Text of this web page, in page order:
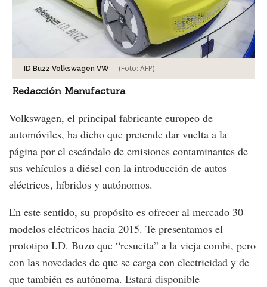
ID Buzz Volkswagen VW - (Foto: AFP)
Redacción Manufactura
Volkswagen, el principal fabricante europeo de
automóviles, ha dicho que pretende dar vuelta a la
página por el escándalo de emisiones contaminantes de
sus vehículos a diésel con la introducción de autos
eléctricos, híbridos y autónomos.
En este sentido, su propósito es ofrecer al mercado 30
modelos eléctricos hacia 2015. Te presentamos el
prototipo I.D. Buzo que “resucita” a la vieja combi, pero
con las novedades de que se carga con electricidad y de
que también es autónoma. Estará disponible